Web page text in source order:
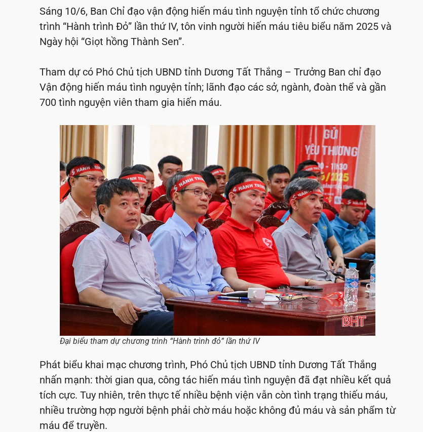
Sáng 10/6, Ban Chỉ đạo vận động hiến máu tình nguyện tỉnh tổ chức chương
trình “Hành trình Đỏ” lần thứ IV, tôn vinh người hiến máu tiêu biểu năm 2025 và
Ngày hội “Giọt hồng Thành Sen”.
Tham dự có Phó Chủ tịch UBND tỉnh Dương Tất Thắng – Trưởng Ban chỉ đạo
Vận động hiến máu tình nguyện tỉnh; lãnh đạo các sở, ngành, đoàn thể và gần
700 tình nguyện viên tham gia hiến máu.
Đại biểu tham dự chương trình “Hành trình đỏ” lần thứ IV
Phát biểu khai mạc chương trình, Phó Chủ tịch UBND tỉnh Dương Tất Thắng
nhấn mạnh: thời gian qua, công tác hiến máu tình nguyện đã đạt nhiều kết quả
tích cực. Tuy nhiên, trên thực tế nhiều bệnh viện vẫn còn tình trạng thiếu máu,
nhiều trường hợp người bệnh phải chờ máu hoặc không đủ máu và sản phẩm từ
máu để truyền.